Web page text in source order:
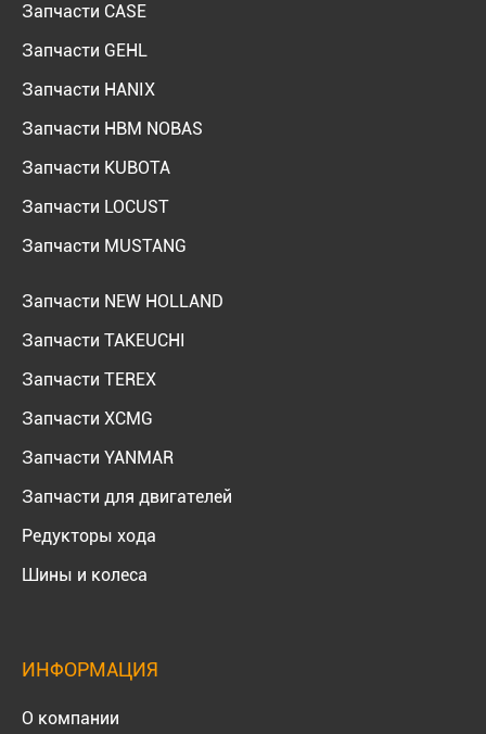
Запчасти CASE
Запчасти GEHL
Запчасти HANIX
Запчасти HBM NOBAS
Запчасти KUBOTA
Запчасти LOCUST
Запчасти MUSTANG
Запчасти NEW HOLLAND
Запчасти TAKEUCHI
Запчасти TEREX
Запчасти XCMG
Запчасти YANMAR
Запчасти для двигателей
Редукторы хода
Шины и колеса
ИНФОРМАЦИЯ
О компании